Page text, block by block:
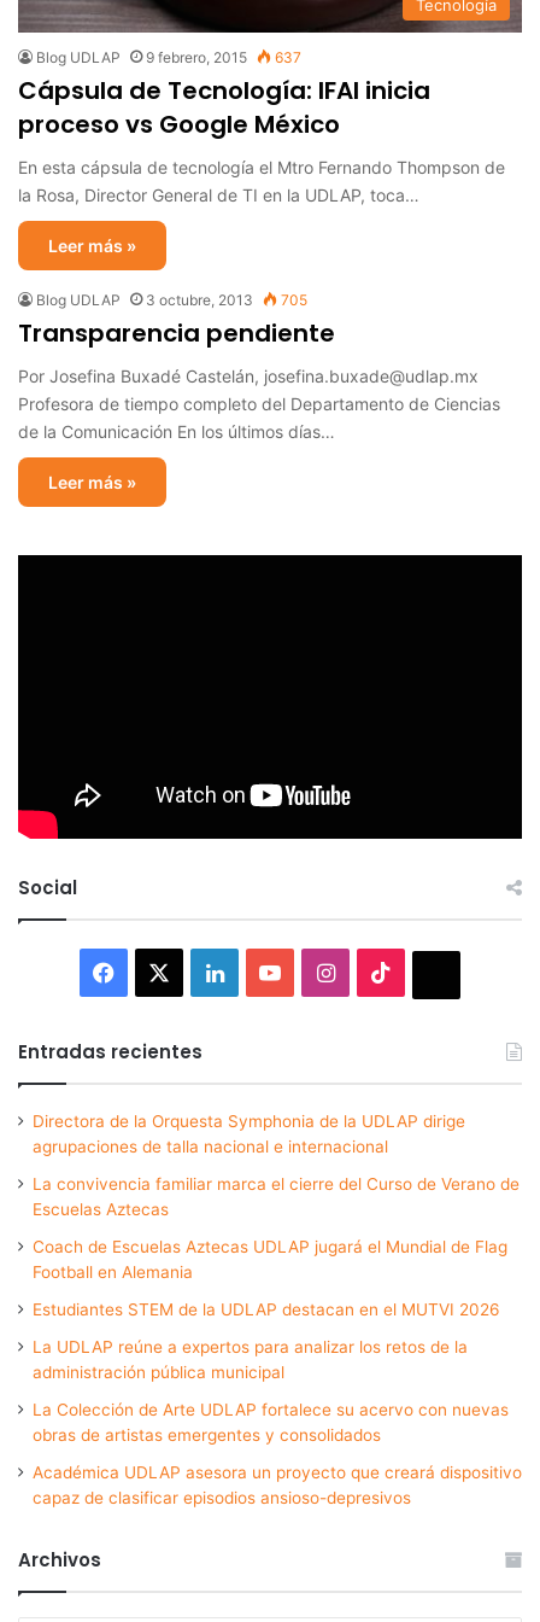
Tecnología
Blog UDLAP 9 febrero, 2015 637
Cápsula de Tecnología: IFAI inicia
proceso vs Google México
En esta cápsula de tecnología el Mtro Fernando Thompson de
la Rosa, Director General de TI en la UDLAP, toca…
Leer más »
Blog UDLAP 3 octubre, 2013 705
Transparencia pendiente
Por Josefina Buxadé Castelán, josefina.buxade@udlap.mx
Profesora de tiempo completo del Departamento de Ciencias
de la Comunicación En los últimos días…
Leer más »
Social
Facebook LinkedInYouTubeInstagram
Entradas recientes
Directora de la Orquesta Symphonia de la UDLAP dirige
agrupaciones de talla nacional e internacional
La convivencia familiar marca el cierre del Curso de Verano de
Escuelas Aztecas
Coach de Escuelas Aztecas UDLAP jugará el Mundial de Flag
Football en Alemania
Estudiantes STEM de la UDLAP destacan en el MUTVI 2026
La UDLAP reúne a expertos para analizar los retos de la
administración pública municipal
La Colección de Arte UDLAP fortalece su acervo con nuevas
obras de artistas emergentes y consolidados
Académica UDLAP asesora un proyecto que creará dispositivo
capaz de clasificar episodios ansioso-depresivos
Archivos